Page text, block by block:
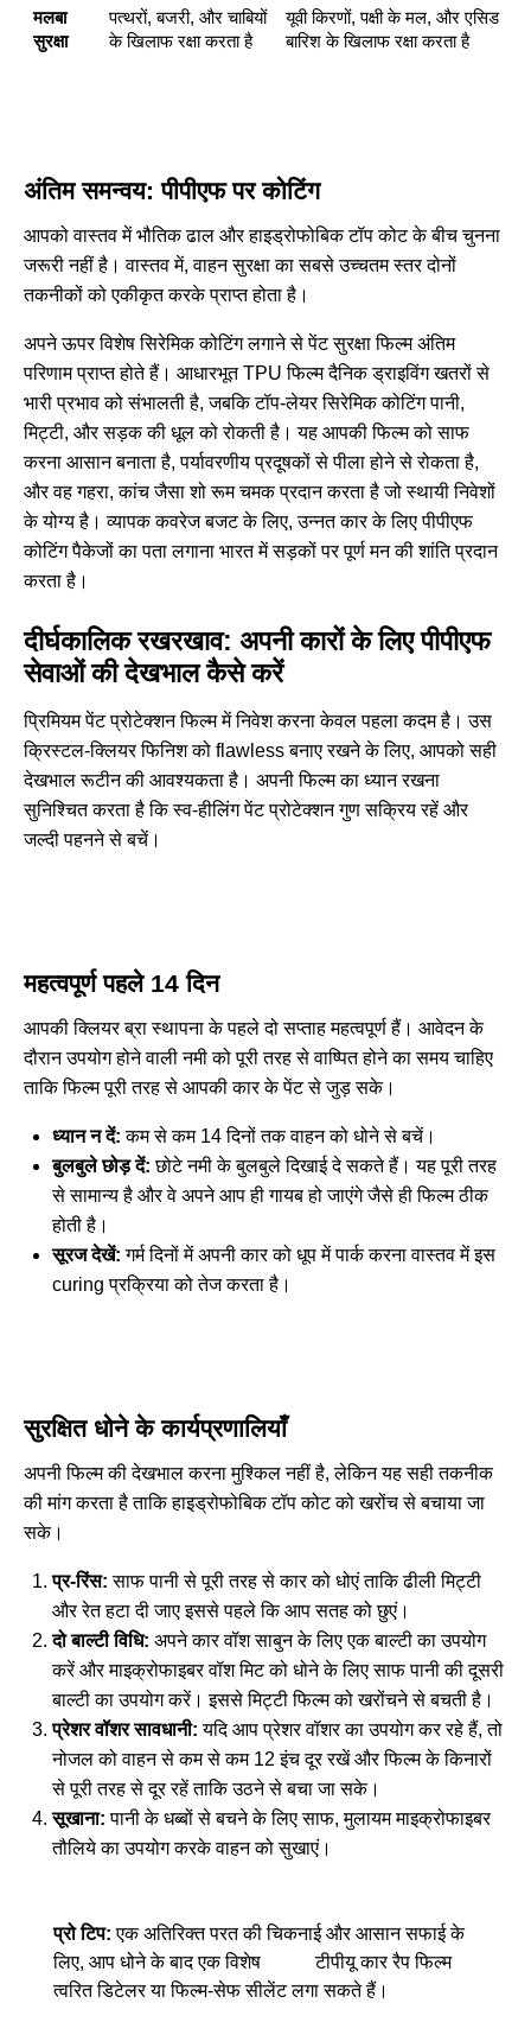
मलबा
सुरक्षा
पत्थरों, बजरी, और चाबियों
के खिलाफ रक्षा करता है
यूवी किरणों, पक्षी के मल, और एसिड
बारिश के खिलाफ रक्षा करता है
अंतिम समन्वय: पीपीएफ पर कोटिंग
आपको वास्तव में भौतिक ढाल और हाइड्रोफोबिक टॉप कोट के बीच चुनना
जरूरी नहीं है। वास्तव में, वाहन सुरक्षा का सबसे उच्चतम स्तर दोनों
तकनीकों को एकीकृत करके प्राप्त होता है।
अपने ऊपर विशेष सिरेमिक कोटिंग लगाने सेपेंट सुरक्षा फिल्मअंतिम
परिणाम प्राप्त होते हैं। आधारभूत TPU फिल्म दैनिक ड्राइविंग खतरों से
भारी प्रभाव को संभालती है, जबकि टॉप-लेयर सिरेमिक कोटिंग पानी,
मिट्टी, और सड़क की धूल को रोकती है। यह आपकी फिल्म को साफ
करना आसान बनाता है, पर्यावरणीय प्रदूषकों से पीला होने से रोकता है,
और वह गहरा, कांच जैसा शो रूम चमक प्रदान करता है जो स्थायी निवेशों
के योग्य है। व्यापक कवरेज बजट के लिए, उन्नतकार के लिए पीपीएफ
कोटिंगपैकेजों का पता लगाना भारत में सड़कों पर पूर्ण मन की शांति प्रदान
करता है।
दीर्घकालिक रखरखाव: अपनी कारों के लिए पीपीएफ
सेवाओं की देखभाल कैसे करें
प्रिमियम पेंट प्रोटेक्शन फिल्म में निवेश करना केवल पहला कदम है। उस
क्रिस्टल-क्लियर फिनिश को flawless बनाए रखने के लिए, आपको सही
देखभाल रूटीन की आवश्यकता है। अपनी फिल्म का ध्यान रखना
सुनिश्चित करता है कि स्व-हीलिंग पेंट प्रोटेक्शन गुण सक्रिय रहें और
जल्दी पहनने से बचें।
महत्वपूर्ण पहले 14 दिन
आपकी क्लियर ब्रा स्थापना के पहले दो सप्ताह महत्वपूर्ण हैं। आवेदन के
दौरान उपयोग होने वाली नमी को पूरी तरह से वाष्पित होने का समय चाहिए
ताकि फिल्म पूरी तरह से आपकी कार के पेंट से जुड़ सके।
ध्यान न दें: कम से कम 14 दिनों तक वाहन को धोने से बचें।
बुलबुले छोड़ दें: छोटे नमी के बुलबुले दिखाई दे सकते हैं। यह पूरी तरह
से सामान्य है और वे अपने आप ही गायब हो जाएंगे जैसे ही फिल्म ठीक
होती है।
सूरज देखें: गर्म दिनों में अपनी कार को धूप में पार्क करना वास्तव में इस
curing प्रक्रिया को तेज करता है।
सुरक्षित धोने के कार्यप्रणालियाँ
अपनी फिल्म की देखभाल करना मुश्किल नहीं है, लेकिन यह सही तकनीक
की मांग करता है ताकि हाइड्रोफोबिक टॉप कोट को खरोंच से बचाया जा
सके।
प्र-रिंस: साफ पानी से पूरी तरह से कार को धोएं ताकि ढीली मिट्टी
और रेत हटा दी जाए इससे पहले कि आप सतह को छुएं।
दो बाल्टी विधि: अपने कार वॉश साबुन के लिए एक बाल्टी का उपयोग
करें और माइक्रोफाइबर वॉश मिट को धोने के लिए साफ पानी की दूसरी
बाल्टी का उपयोग करें। इससे मिट्टी फिल्म को खरोंचने से बचती है।
प्रेशर वॉशर सावधानी: यदि आप प्रेशर वॉशर का उपयोग कर रहे हैं, तो
नोजल को वाहन से कम से कम 12 इंच दूर रखें और फिल्म के किनारों
से पूरी तरह से दूर रहें ताकि उठने से बचा जा सके।
सूखाना: पानी के धब्बों से बचने के लिए साफ, मुलायम माइक्रोफाइबर
तौलिये का उपयोग करके वाहन को सुखाएं।
प्रो टिप: एक अतिरिक्त परत की चिकनाई और आसान सफाई के
लिए, आप धोने के बाद एक विशेष
टीपीयू कार रैप फिल्म
त्वरित डिटेलर या फिल्म-सेफ सीलेंट लगा सकते हैं।